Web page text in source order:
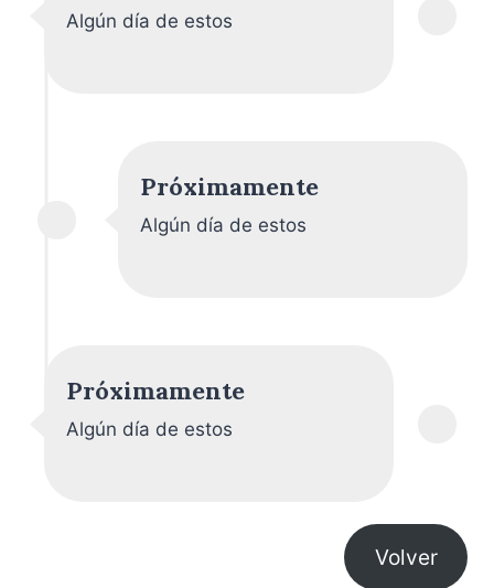
Algún día de estos
Próximamente
Algún día de estos
Próximamente
Algún día de estos
Volver